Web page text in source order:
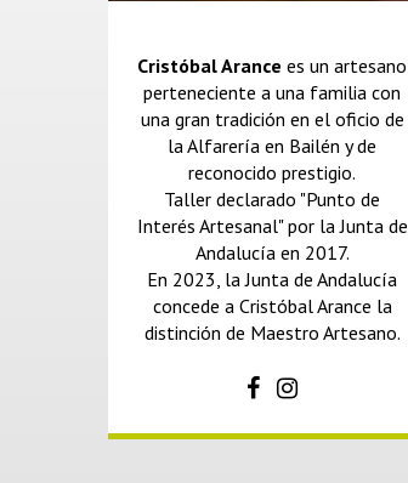
Cristóbal Arance es un artesano
perteneciente a una familia con
una gran tradición en el oficio de
la Alfarería en Bailén y de
reconocido prestigio.
Taller declarado "Punto de
Interés Artesanal" por la Junta de
Andalucía en 2017.
En 2023, la Junta de Andalucía
concede a Cristóbal Arance la
distinción de Maestro Artesano.